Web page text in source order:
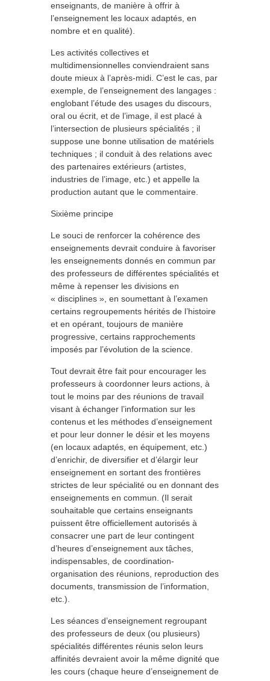
enseignants, de manière à offrir à
l’enseignement les locaux adaptés, en
nombre et en qualité).
Les activités collectives et
multidimensionnelles conviendraient sans
doute mieux à l’après-midi. C’est le cas, par
exemple, de l’enseignement des langages :
englobant l’étude des usages du discours,
oral ou écrit, et de l’image, il est placé à
l’intersection de plusieurs spécialités ; il
suppose une bonne utilisation de matériels
techniques ; il conduit à des relations avec
des partenaires extérieurs (artistes,
industries de l’image, etc.) et appelle la
production autant que le commentaire.
Sixième principe
Le souci de renforcer la cohérence des
enseignements devrait conduire à favoriser
les enseignements donnés en commun par
des professeurs de différentes spécialités et
même à repenser les divisions en
« disciplines », en soumettant à l’examen
certains regroupements hérités de l’histoire
et en opérant, toujours de manière
progressive, certains rapprochements
imposés par l’évolution de la science.
Tout devrait être fait pour encourager les
professeurs à coordonner leurs actions, à
tout le moins par des réunions de travail
visant à échanger l’information sur les
contenus et les méthodes d’enseignement
et pour leur donner le désir et les moyens
(en locaux adaptés, en équipement, etc.)
d’enrichir, de diversifier et d’élargir leur
enseignement en sortant des frontières
strictes de leur spécialité ou en donnant des
enseignements en commun. (Il serait
souhaitable que certains enseignants
puissent être officiellement autorisés à
consacrer une part de leur contingent
d’heures d’enseignement aux tâches,
indispensables, de coordination-
organisation des réunions, reproduction des
documents, transmission de l’information,
etc.).
Les séances d’enseignement regroupant
des professeurs de deux (ou plusieurs)
spécialités différentes réunis selon leurs
affinités devraient avoir la même dignité que
les cours (chaque heure d’enseignement de